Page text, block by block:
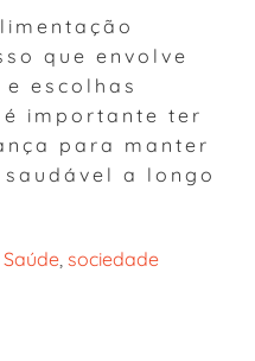
que envolve
escolhas
importante ter
para manter
a longo
Saúde, sociedade